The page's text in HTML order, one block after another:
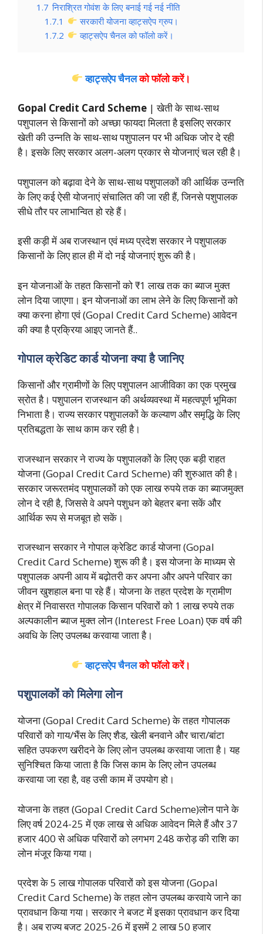
1.7 निराश्रित गोवंश के लिए बनाई गई नई नीति
1.7.1
सरकारी योजना व्हाट्सऐप ग्रुप।
1.7.2
व्हाट्सऐप चैनल को फॉलो करें।
व्हाट्सऐप चैनलको फॉलो करें।
Gopal Credit Card Scheme | खेती के साथ-साथ
पशुपालन से किसानों को अच्छा फायदा मिलता है इसलिए सरकार
खेती की उन्नति के साथ-साथ पशुपालन पर भी अधिक जोर दे रही
है। इसके लिए सरकार अलग-अलग प्रकार से योजनाएं चल रही है।
पशुपालन को बढ़ावा देने के साथ-साथ पशुपालकों की आर्थिक उन्नति
के लिए कई ऐसी योजनाएं संचालित की जा रही हैं, जिनसे पशुपालक
सीधे तौर पर लाभान्वित हो रहे हैं।
इसी कड़ी में अब राजस्थान एवं मध्य प्रदेश सरकार ने पशुपालक
किसानों के लिए हाल ही में दो नई योजनाएं शुरू की है।
इन योजनाओं के तहत किसानों को ₹1 लाख तक का ब्याज मुक्त
लोन दिया जाएगा। इन योजनाओं का लाभ लेने के लिए किसानों को
क्या करना होगा एवं (Gopal Credit Card Scheme) आवेदन
की क्या है प्रक्रिया आइए जानते हैं..
गोपाल क्रेडिट कार्ड योजना क्या है जानिए
किसानों और ग्रामीणों के लिए पशुपालन आजीविका का एक प्रमुख
स्रोत है। पशुपालन राजस्थान की अर्थव्यवस्था में महत्वपूर्ण भूमिका
निभाता है। राज्य सरकार पशुपालकों के कल्याण और समृद्धि के लिए
प्रतिबद्धता के साथ काम कर रही है।
राजस्थान सरकार ने‌ राज्य के पशुपालकों के लिए एक बड़ी राहत
योजना (Gopal Credit Card Scheme) की शुरुआत की है।
सरकार जरूरतमंद पशुपालकों को एक लाख रुपये तक का ब्याजमुक्त
लोन दे रही है, जिससे वे अपने पशुधन को बेहतर बना सकें और
आर्थिक रूप से मजबूत हो सकें।
राजस्थान सरकार ने गोपाल क्रेडिट कार्ड योजना (Gopal
Credit Card Scheme) शुरू की है। इस योजना के माध्यम से
पशुपालक अपनी आय में बढ़ोतरी कर अपना और अपने परिवार का
जीवन खुशहाल बना पा रहे हैं। योजना के तहत प्रदेश के ग्रामीण
क्षेत्र में निवासरत गोपालक किसान परिवारों को 1 लाख रुपये तक
अल्पकालीन ब्याज मुक्त लोन (Interest Free Loan) एक वर्ष की
अवधि के लिए उपलब्ध करवाया जाता है।
व्हाट्सऐप चैनलको फॉलो करें।
पशुपालकों को मिलेगा लोन
योजना (Gopal Credit Card Scheme) के तहत गोपालक
परिवारों को गाय/भैंस के लिए शैड, खेली बनवाने और चारा/बांटा
सहित उपकरण खरीदने के लिए लोन उपलब्ध करवाया जाता है। यह
सुनिश्चित किया जाता है कि जिस काम के लिए लोन उपलब्ध
करवाया जा रहा है, वह उसी काम में उपयोग हो।
योजना के तहत (Gopal Credit Card Scheme)लोन पाने के
लिए वर्ष 2024-25 में एक लाख से अधिक आवेदन मिले हैं और 37
हजार 400 से अधिक परिवारों को लगभग 248 करोड़ की राशि का
लोन मंजूर किया गया।
प्रदेश के 5 लाख गोपालक परिवारों को इस योजना (Gopal
Credit Card Scheme) के तहत लोन उपलब्ध करवाये जाने का
प्रावधान किया गया। सरकार ने बजट में इसका प्रावधान कर दिया
है। अब राज्य बजट 2025-26 में इसमें 2 लाख 50 हजार